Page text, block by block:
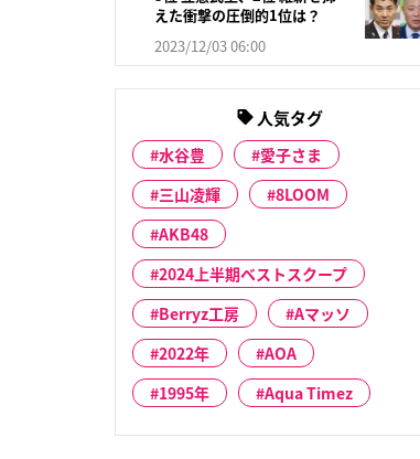
えた衝撃の圧倒的1位は？
2023/12/03 06:00
人気タグ
水谷豊
愛子さま
三山凌輝
8LOOM
AKB48
2024上半期ベストスクープ
Berryz工房
Aマッソ
2022年
AOA
1995年
Aqua Timez